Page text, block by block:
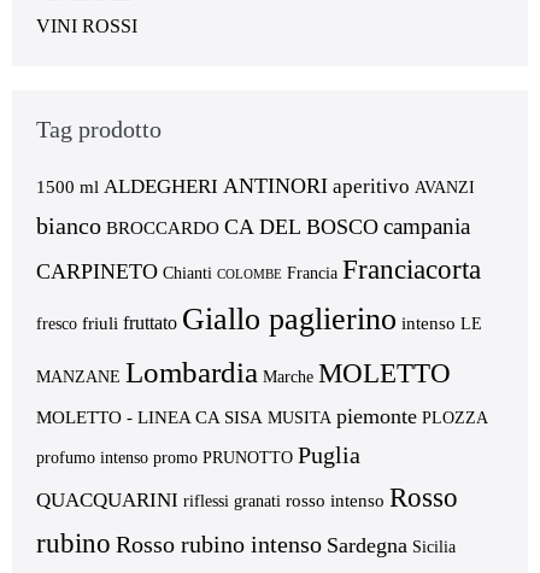
VINI ROSSI
Tag prodotto
1500 ml ALDEGHERI ANTINORI aperitivo AVANZI
bianco BROCCARDO CA DEL BOSCO campania
CARPINETO Chianti COLOMBE Francia Franciacorta
fresco friuli fruttato Giallo paglierino intenso LE
MANZANE Lombardia Marche MOLETTO
MOLETTO - LINEA CA SISA MUSITA piemonte PLOZZA
profumo intenso promo PRUNOTTO Puglia
QUACQUARINI riflessi granati rosso intenso Rosso
rubino Rosso rubino intenso Sardegna Sicilia